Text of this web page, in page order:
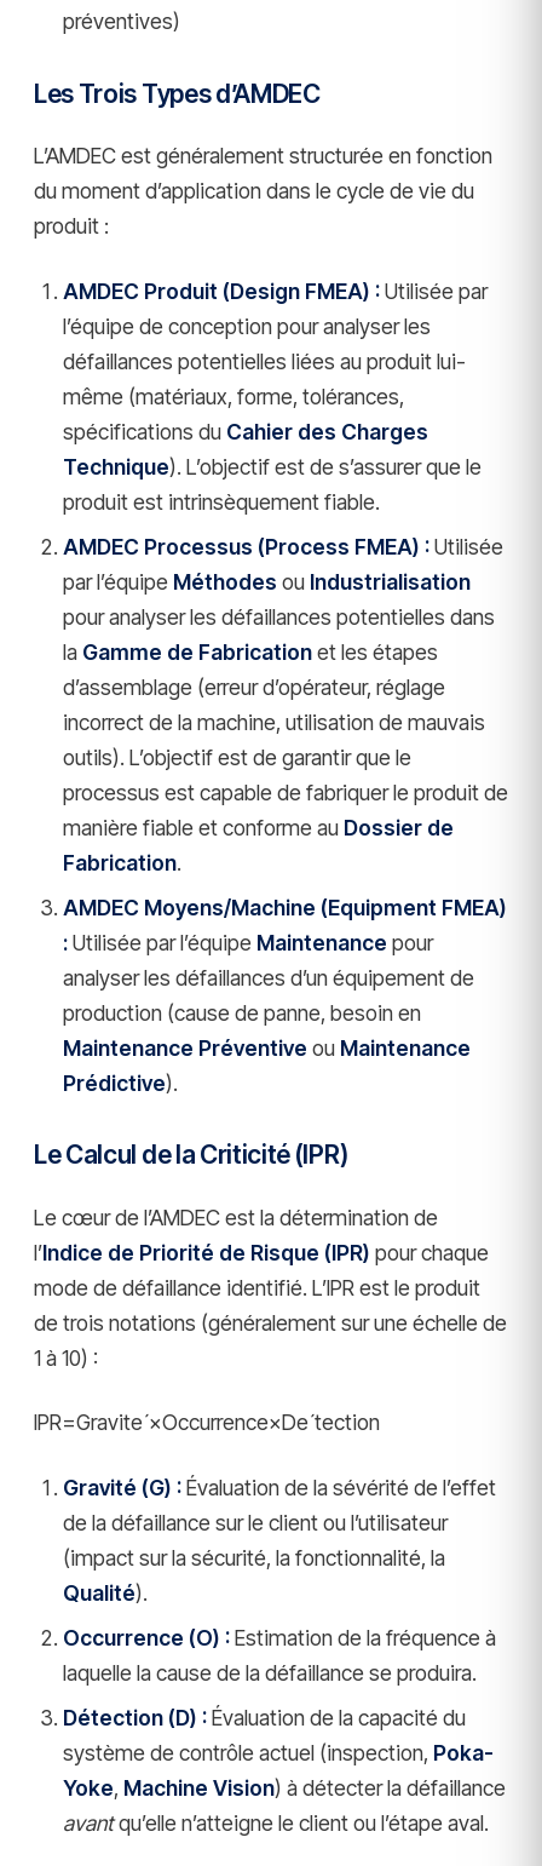
préventives)
Les Trois Types d’AMDEC
L’AMDEC est généralement structurée en fonction
du moment d’application dans le cycle de vie du
produit :
AMDEC Produit (Design FMEA) :Utilisée par
l’équipe de conception pour analyser les
défaillances potentielles liées au produit lui-
même (matériaux, forme, tolérances,
spécifications du Cahier des Charges
Technique). L’objectif est de s’assurer que le
produit est intrinsèquement fiable.
AMDEC Processus (Process FMEA) :Utilisée
par l’équipe Méthodes ou Industrialisation
pour analyser les défaillances potentielles dans
la Gamme de Fabricationet les étapes
d’assemblage (erreur d’opérateur, réglage
incorrect de la machine, utilisation de mauvais
outils). L’objectif est de garantir que le
processus est capable de fabriquer le produit de
manière fiable et conforme au Dossier de
Fabrication.
AMDEC Moyens/Machine (Equipment FMEA)
:Utilisée par l’équipe Maintenance pour
analyser les défaillances d’un équipement de
production (cause de panne, besoin en
Maintenance Préventive ou Maintenance
Prédictive).
Le Calcul de la Criticité (IPR)
Le cœur de l’AMDEC est la détermination de
l’Indice de Priorité de Risque (IPR) pour chaque
mode de défaillance identifié. L’IPR est le produit
de trois notations (généralement sur une échelle de
1 à 10) :
IPR=Graviteˊ×Occurrence×Deˊtection
Gravité (G) :Évaluation de la sévérité de l’effet
de la défaillance sur le client ou l’utilisateur
(impact sur la sécurité, la fonctionnalité, la
Qualité).
Occurrence (O) :Estimation de la fréquence à
laquelle la cause de la défaillance se produira.
Détection (D) :Évaluation de la capacité du
système de contrôle actuel (inspection, Poka-
Yoke, Machine Vision) à détecter la défaillance
avantqu’elle n’atteigne le client ou l’étape aval.